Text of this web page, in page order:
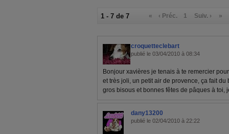
1 - 7 de 7 « ‹ Préc. 1 Suiv. › »
croquetteclebart
publié le 03/04/2010 à 08:34
Bonjour xavières je tenais à te remercier
et très joli, un petit air de provence, ça fait
gros bisous et bonnes fêtes de pâques à toi,
dany13200
publié le 02/04/2010 à 22:22